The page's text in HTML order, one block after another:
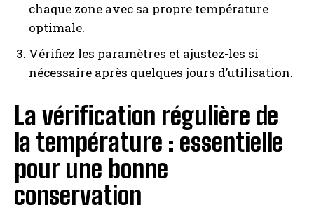
chaque zone avec sa propre température
optimale.
Vérifiez les paramètres et ajustez-les si
nécessaire après quelques jours d’utilisation.
La vérification régulière de
la température : essentielle
pour une bonne
conservation